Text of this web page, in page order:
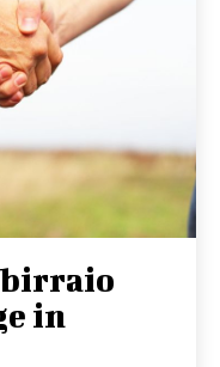
birraio
in